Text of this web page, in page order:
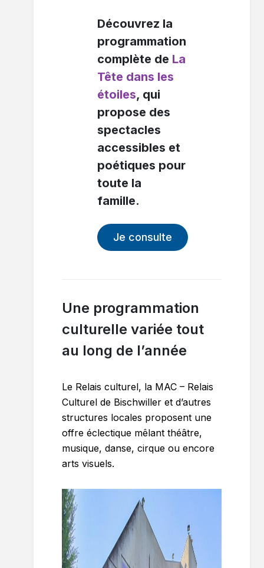
Découvrez la
programmation
complète de La
Tête dans les
étoiles, qui
propose des
spectacles
accessibles et
poétiques pour
toute la
famille.
Je consulte
Une programmation
culturelle variée tout
au long de l’année
Le Relais culturel, la MAC – Relais
Culturel de Bischwiller et d’autres
structures locales proposent une
offre éclectique mêlant théâtre,
musique, danse, cirque ou encore
arts visuels.